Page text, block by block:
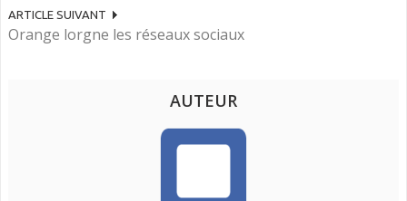
ARTICLE SUIVANT
Orange lorgne les réseaux sociaux
AUTEUR